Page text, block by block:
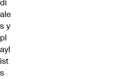
di
ale
s y
pl
ayl
ist
s